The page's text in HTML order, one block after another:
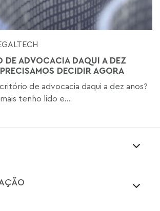
DE ADVOCACIA DAQUI A DEZ
DECIDIR AGORA
de advocacia daqui a dez anos?
tenho lido e...